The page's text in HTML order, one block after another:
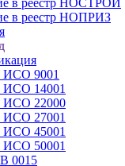
в реестр НОСТРОЙ
в реестр НОПРИЗ
9001
14001
22000
27001
45001
50001
0015